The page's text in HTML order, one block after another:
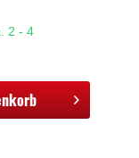
2 - 4